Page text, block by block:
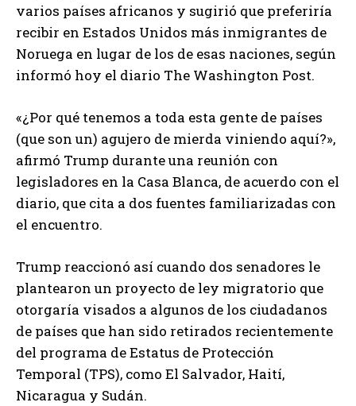
varios países africanos y sugirió que preferiría
recibir en Estados Unidos más inmigrantes de
Noruega en lugar de los de esas naciones, según
informó hoy el diario The Washington Post.
«¿Por qué tenemos a toda esta gente de países
(que son un) agujero de mierda viniendo aquí?»,
afirmó Trump durante una reunión con
legisladores en la Casa Blanca, de acuerdo con el
diario, que cita a dos fuentes familiarizadas con
el encuentro.
Trump reaccionó así cuando dos senadores le
plantearon un proyecto de ley migratorio que
otorgaría visados a algunos de los ciudadanos
de países que han sido retirados recientemente
del programa de Estatus de Protección
Temporal (TPS), como El Salvador, Haití,
Nicaragua y Sudán.